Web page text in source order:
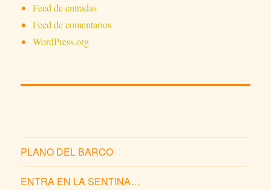
Feed de entradas
Feed de comentarios
WordPress.org
PLANO DEL BARCO
ENTRA EN LA SENTINA…